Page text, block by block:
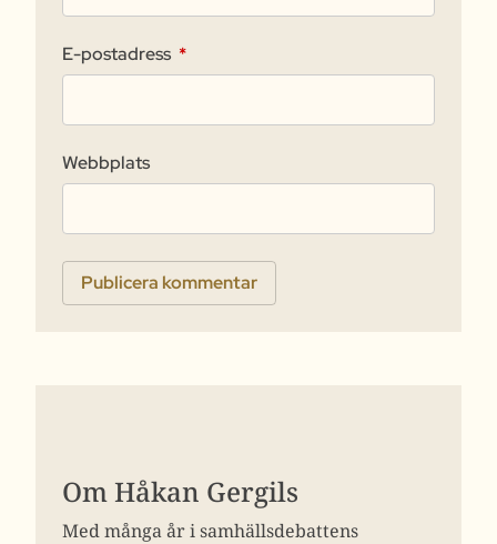
E-postadress *
Webbplats
Om Håkan Gergils
Med många år i samhällsdebattens